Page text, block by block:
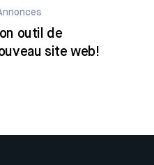
outil de
site web!